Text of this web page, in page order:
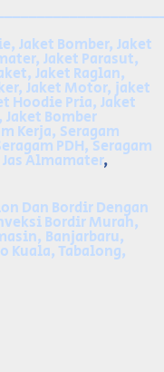
Jaket Bomber, Jaket
Jaket Parasut,
Jaket Raglan,
Jaket Motor, jaket
Hoodie Pria, Jaket
Bomber
Kerja, Seragam
PDH, Seragam
Jas Almamater,
Dan Bordir Dengan
Bordir Murah,
Banjarbaru,
Kuala, Tabalong,